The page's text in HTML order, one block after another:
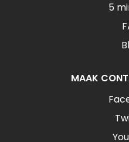
5
MAAK